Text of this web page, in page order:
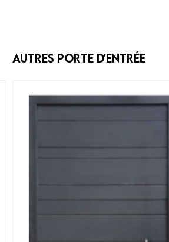
Autres Porte d'entrée